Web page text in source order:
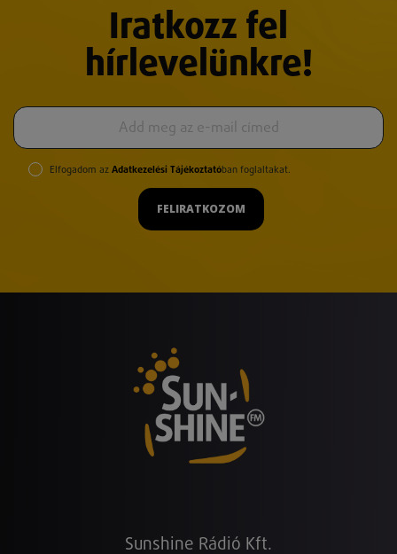
Iratkozz fel
hírlevelünkre!
Elfogadom az Adatkezelési Tájékoztatóban foglaltakat.
FELIRATKOZOM
Sunshine Rádió Kft.